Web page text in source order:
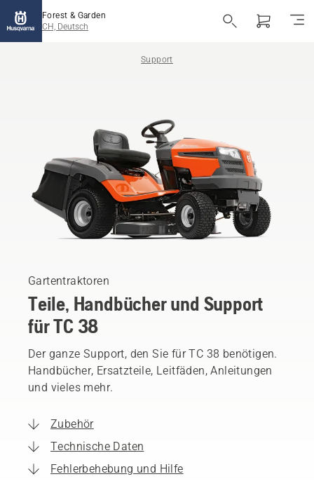
Forest & Garden
CH, Deutsch
Support
Gartentraktoren
Teile, Handbücher und Support
für TC 38
Der ganze Support, den Sie für TC 38 benötigen.
Handbücher, Ersatzteile, Leitfäden, Anleitungen
und vieles mehr.
Zubehör
Technische Daten
Fehlerbehebung und Hilfe